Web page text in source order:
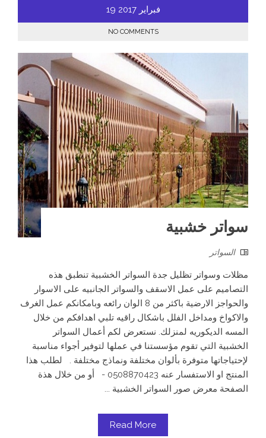
فبراير 19 2017
NO COMMENTS
سواتر خشبية
السواتر
مظلات وسواتر تظليل جدة السواتر الخشبية تنطبق هذه
التصاميم على عمل الاسقف والسواتر الجانبيه على الاسوار
والحواجز الارضية باكثر من 8 الوان رائعه وبامكانكم عمل الغرف
والاكواخ ومداخل الفلل باشكال راقيه تلبي اهدافكم من خلال
المسه الديكوريه لمنزلك. نستعرض لكم أعمال السواتر
الخشبية التي تقوم مؤسستنا في عملها لتوفير أجواء مناسبة
لإحتياجاتها متوفرة بألوان مختلفة ونماذج مختلفة . لطلب هذا
المنتج او الاستفسار عنه 0508870423 - أو من خلال هذة
الصفحة معرض صور السواتر الخشبية ...
Read More